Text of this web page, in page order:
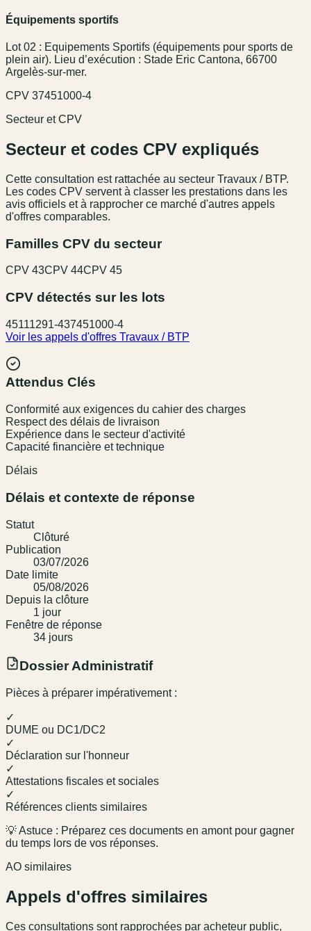
Équipements sportifs
Lot 02 : Equipements Sportifs (équipements pour sports de
plein air). Lieu d’exécution : Stade Eric Cantona, 66700
Argelès-sur-mer.
CPV 37451000-4
Secteur et CPV
Secteur et codes CPV expliqués
Cette consultation est rattachée au secteur Travaux / BTP.
Les codes CPV servent à classer les prestations dans les
avis officiels et à rapprocher ce marché d'autres appels
d'offres comparables.
Familles CPV du secteur
CPV 43CPV 44CPV 45
CPV détectés sur les lots
45111291-437451000-4
Voir les appels d'offres Travaux / BTP
Attendus Clés
Conformité aux exigences du cahier des charges
Respect des délais de livraison
Expérience dans le secteur d'activité
Capacité financière et technique
Délais
Délais et contexte de réponse
Statut
Clôturé
Publication
03/07/2026
Date limite
05/08/2026
Depuis la clôture
1 jour
Fenêtre de réponse
34 jours
Dossier Administratif
Pièces à préparer impérativement :
✓
DUME ou DC1/DC2
✓
Déclaration sur l'honneur
✓
Attestations fiscales et sociales
✓
Références clients similaires
💡 Astuce : Préparez ces documents en amont pour gagner
du temps lors de vos réponses.
AO similaires
Appels d'offres similaires
Ces consultations sont rapprochées par acheteur public,